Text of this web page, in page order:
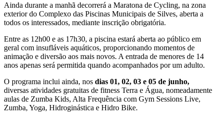
Ainda durante a manhã decorrerá a Maratona de Cycling, na zona
exterior do Complexo das Piscinas Municipais de Silves, aberta a
todos os interessados, mediante inscrição obrigatória.
Entre as 12h00 e as 17h30, a piscina estará aberta ao público em
geral com insufláveis aquáticos, proporcionando momentos de
animação e diversão aos mais novos. A entrada de menores de 14
anos apenas será permitida quando acompanhados por um adulto.
O programa inclui ainda, nos dias 01, 02, 03 e 05 de junho,
diversas atividades gratuitas de fitness Terra e Água, nomeadamente
aulas de Zumba Kids, Alta Frequência com Gym Sessions Live,
Zumba, Yoga, Hidroginástica e Hidro Bike.